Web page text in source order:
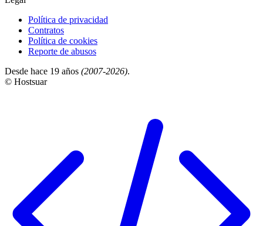
Política de privacidad
Contratos
Política de cookies
Reporte de abusos
Desde hace 19 años (2007-2026).
© Hostsuar